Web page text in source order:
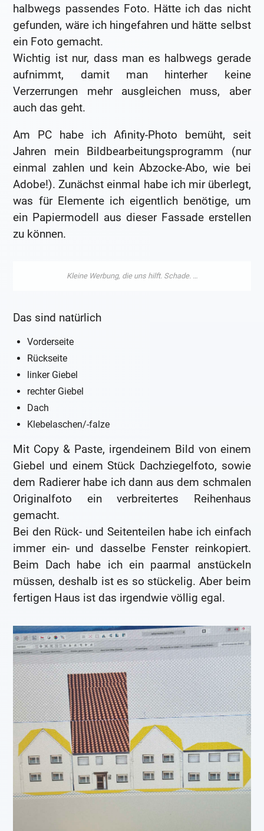
halbwegs passendes Foto. Hätte ich das nicht
gefunden, wäre ich hingefahren und hätte selbst
ein Foto gemacht.
Wichtig ist nur, dass man es halbwegs gerade
aufnimmt, damit man hinterher keine
Verzerrungen mehr ausgleichen muss, aber
auch das geht.
Am PC habe ich Afinity-Photo bemüht, seit
Jahren mein Bildbearbeitungsprogramm (nur
einmal zahlen und kein Abzocke-Abo, wie bei
Adobe!). Zunächst einmal habe ich mir überlegt,
was für Elemente ich eigentlich benötige, um
ein Papiermodell aus dieser Fassade erstellen
zu können.
Das sind natürlich
Vorderseite
Rückseite
linker Giebel
rechter Giebel
Dach
Klebelaschen/-falze
Mit Copy & Paste, irgendeinem Bild von einem
Giebel und einem Stück Dachziegelfoto, sowie
dem Radierer habe ich dann aus dem schmalen
Originalfoto ein verbreitertes Reihenhaus
gemacht.
Bei den Rück- und Seitenteilen habe ich einfach
immer ein- und dasselbe Fenster reinkopiert.
Beim Dach habe ich ein paarmal anstückeln
müssen, deshalb ist es so stückelig. Aber beim
fertigen Haus ist das irgendwie völlig egal.